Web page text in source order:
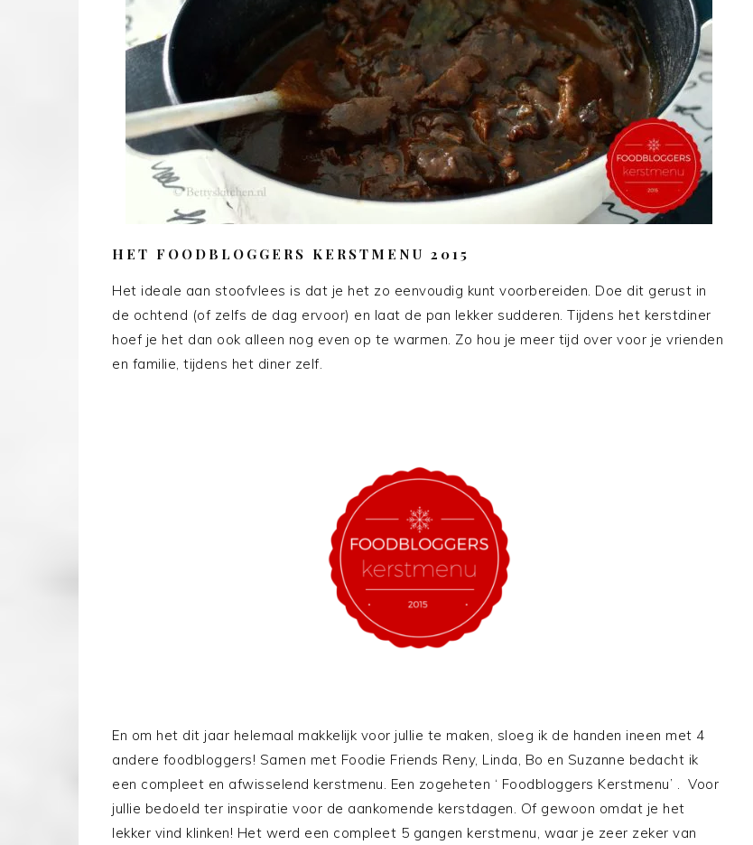
HET FOODBLOGGERS KERSTMENU 2015
Het ideale aan stoofvlees is dat je het zo eenvoudig kunt voorbereiden. Doe dit gerust in
de ochtend (of zelfs de dag ervoor) en laat de pan lekker sudderen. Tijdens het kerstdiner
hoef je het dan ook alleen nog even op te warmen. Zo hou je meer tijd over voor je vrienden
en familie, tijdens het diner zelf.
En om het dit jaar helemaal makkelijk voor jullie te maken, sloeg ik de handen ineen met 4
andere foodbloggers! Samen met Foodie Friends Reny, Linda, Bo en Suzanne bedacht ik
een compleet en afwisselend kerstmenu. Een zogeheten ‘ Foodbloggers Kerstmenu’ . Voor
jullie bedoeld ter inspiratie voor de aankomende kerstdagen. Of gewoon omdat je het
lekker vind klinken! Het werd een compleet 5 gangen kerstmenu, waar je zeer zeker van